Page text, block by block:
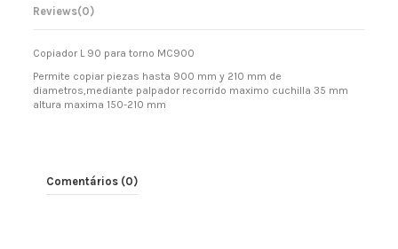
Reviews(0)
Copiador L 90 para torno MC900
Permite copiar piezas hasta 900 mm y 210 mm de
diametros,mediante palpador recorrido maximo cuchilla 35 mm
altura maxima 150-210 mm
Comentários (0)